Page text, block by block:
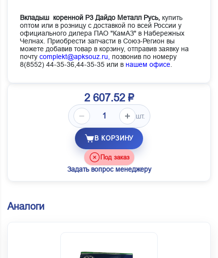
Вкладыш коренной Р3 Дайдо Металл Русь, купить
оптом или в розницу с доставкой по всей России у
официального дилера ПАО "КамАЗ" в Набережных
Челнах. Приобрести запчасти в Союз-Регион вы
можете добавив товар в корзину, отправив заявку на
почту complekt@apksouz.ru, позвонив по номеру
8(8552) 44-35-36,44-35-35 или в нашем офисе.
2 607.52 ₽
шт.
В КОРЗИНУ
Под заказ
Задать вопрос менеджеру
Аналоги